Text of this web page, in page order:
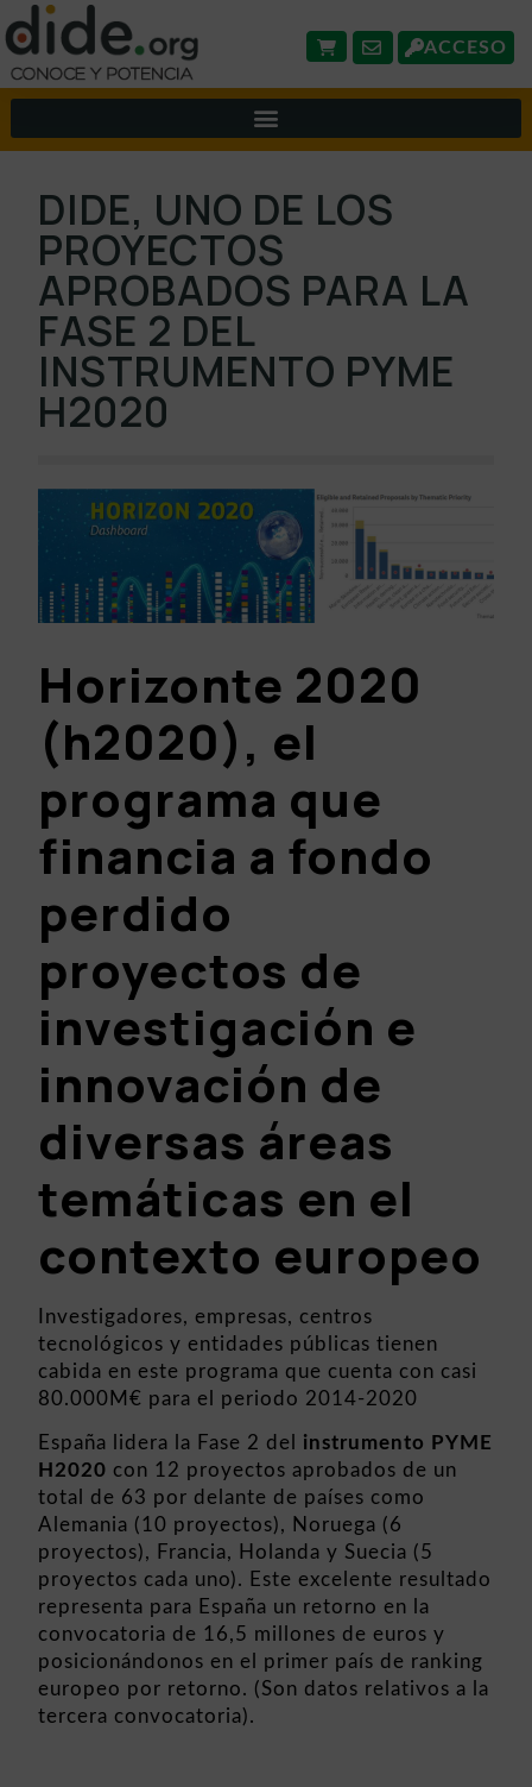
ACCESO
DIDE, UNO DE LOS
PROYECTOS
APROBADOS PARA LA
FASE 2 DEL
INSTRUMENTO PYME
H2020
Horizonte 2020
(h2020), el
programa que
financia a fondo
perdido
proyectos de
investigación e
innovación de
diversas áreas
temáticas en el
contexto europeo
Investigadores, empresas, centros
tecnológicos y entidades públicas tienen
cabida en este programa que cuenta con casi
80.000M€ para el periodo 2014-2020
España lidera la Fase 2 del instrumento PYME
H2020 con 12 proyectos aprobados de un
total de 63 por delante de países como
Alemania (10 proyectos), Noruega (6
proyectos), Francia, Holanda y Suecia (5
proyectos cada uno). Este excelente resultado
representa para España un retorno en la
convocatoria de 16,5 millones de euros y
posicionándonos en el primer país de ranking
europeo por retorno. (Son datos relativos a la
tercera convocatoria).